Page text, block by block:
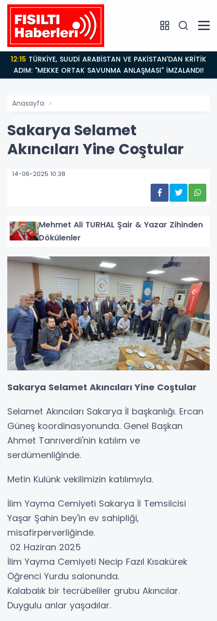
12:15
ADIM: "MEKKE ORTAK SAVUNMA ANLAŞMASI" İMZALANDI!
Anasayfa
Sakarya Selamet
Akıncıları Yine Coştular
14-06-2025 10:38
Mehmet Ali TURHAL Şair & Yazar Zihinden
Dökülenler
Sakarya Selamet Akıncıları Yine Coştular
Selamet Akıncıları Sakarya İl başkanlığı. Ercan
Güneş koordinasyonunda. Genel Başkan
Ahmet Tanrıverdi'nin katılım ve
serdümenliğinde.
Metin Kulünk vekilimizin katılımıyla.
İlim Yayma Cemiyeti Sakarya İl Temsilcisi
Yaşar Şahin bey'in ev sahipliği,
misafirperverliğinde.
02 Haziran 2025
İlim Yayma Cemiyeti Necip Fazıl Kısakürek
Öğrenci Yurdu salonunda.
Kalabalık bir tecrübeliler grubu Akıncılar.
Duygulu anlar yaşadılar.